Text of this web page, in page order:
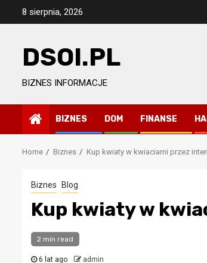
8 sierpnia, 2026
DSOI.PL
BIZNES INFORMACJE
BIZNES DOM FINANSE
Home Biznes Kup kwiaty w kwiaciarni przez
Biznes Blog
Kup kwiaty w
2 min read
6 lat ago admin